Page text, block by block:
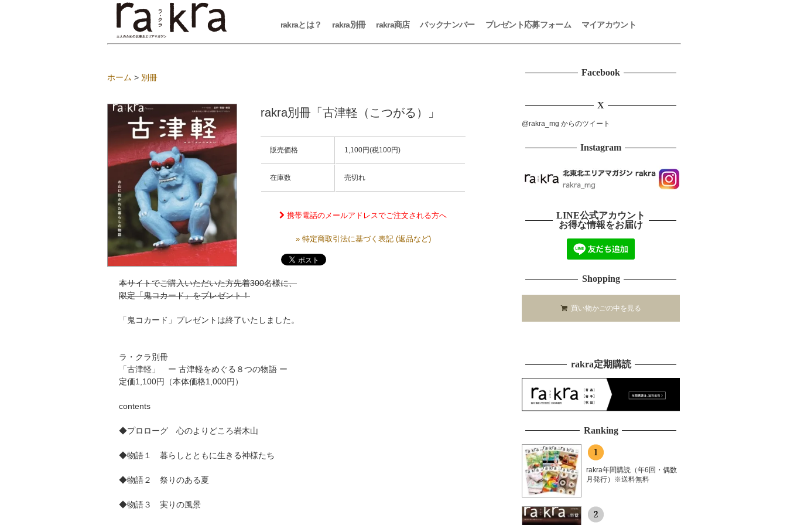
rakraとは？ rakra別冊 rakra商店 バックナンバー プレゼント応募フォーム マイアカウント
ホーム > 別冊
rakra別冊「古津軽（こつがる）」
販売価格 1,100円(税100円)
在庫数 売切れ
携帯電話のメールアドレスでご注文される方へ
» 特定商取引法に基づく表記 (返品など)
本サイトでご購入いただいた方先着300名様に、
限定「鬼コカード」をプレゼント！
「鬼コカード」プレゼントは終了いたしました。
ラ・クラ別冊
「古津軽」 ー 古津軽をめぐる８つの物語 ー
定価1,100円（本体価格1,000円）
contents
◆プロローグ 心のよりどころ岩木山
◆物語１ 暮らしとともに生きる神様たち
◆物語２ 祭りのある夏
◆物語３ 実りの風景
Facebook
X
@rakra_mg からのツイート
Instagram
LINE公式アカウント
お得な情報をお届け
Shopping
買い物かごの中を見る
rakra定期購読
Ranking
rakra年間購読（年6回・偶数
月発行）※送料無料